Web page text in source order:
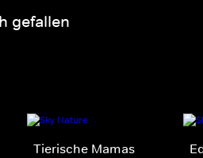
gefallen
Tierische Mamas